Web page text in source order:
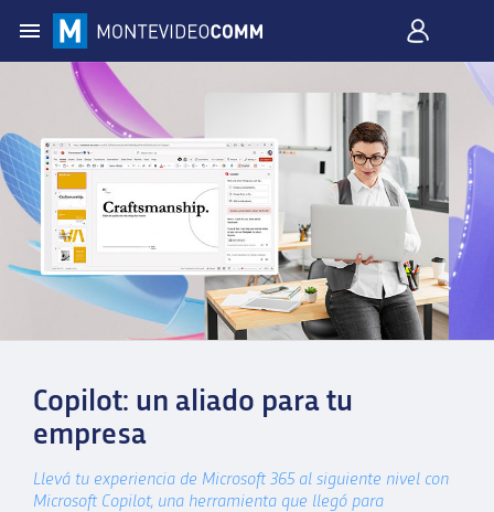
Copilot: un aliado para tu
empresa
Llevá tu experiencia de Microsoft 365 al siguiente nivel con
Microsoft Copilot, una herramienta que llegó para